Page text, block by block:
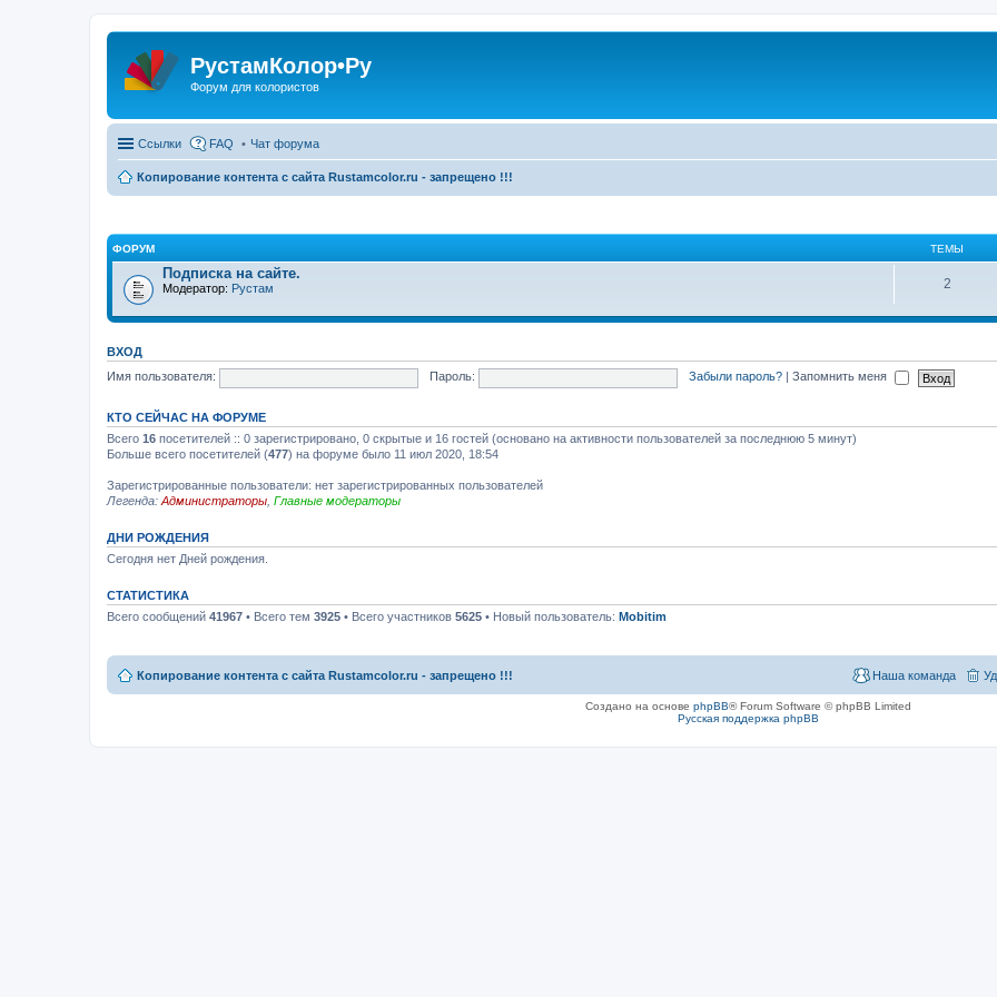
РустамКолор•Ру
Форум для колористов
Ссылки FAQ Чат форума
Копирование контента с сайта Rustamcolor.ru - запрещено !!!
ФОРУМ ТЕМЫ
Подписка на сайте.
Модератор: Рустам 2
ВХОД
Имя пользователя:
Пароль: Забыли пароль? Запомнить меня
КТО СЕЙЧАС НА ФОРУМЕ
Всего 16 посетителей :: 0 зарегистрировано, 0 скрытые и 16 гостей (основано на активности пользователей за последнюю 5 минут)
Больше всего посетителей (477) на форуме было 11 июл 2020, 18:54
Зарегистрированные пользователи: нет зарегистрированных пользователей
Легенда: Администраторы Главные модераторы
ДНИ РОЖДЕНИЯ
Сегодня нет Дней рождения.
СТАТИСТИКА
Всего сообщений 41967 • Всего тем 3925 • Всего участников 5625 • Новый пользователь: Mobitim
Копирование контента с сайта Rustamcolor.ru - запрещено !!! Наша команда
Создано на основе phpBB® Forum Software © phpBB Limited
Русская поддержка phpBB